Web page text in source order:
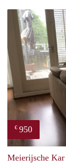
€ 950
Meierijsche Kar